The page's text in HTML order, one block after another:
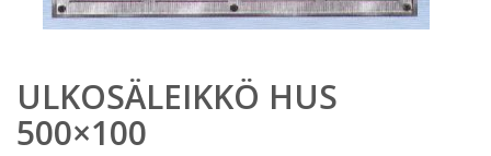
ULKOSÄLEIKKÖ HUS
500×100